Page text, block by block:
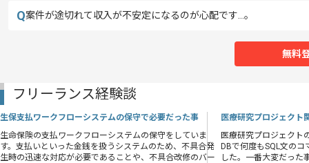
Q案件が途切れて収入が不安定になるのが心配です…。
無料
フリーランス経験談
生保支払ワークフローシステムの保守で必要だった事
生命保険の支払ワークフローシステムの保守をしていま
す。支払いといった金銭を扱うシステムのため、不具合発
生時の迅速な対応が必要であることや、不具合改修のバー
医療研究プロジェクト
医療研究プロジェクト
DBで何度もSQL文の
した。一番大変だった